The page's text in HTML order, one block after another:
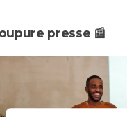
presse 📰